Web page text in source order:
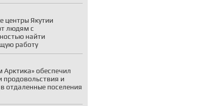
центры Якутии
людям с
найти
работу
Арктика» обеспечил
продовольствия и
отдаленные поселения